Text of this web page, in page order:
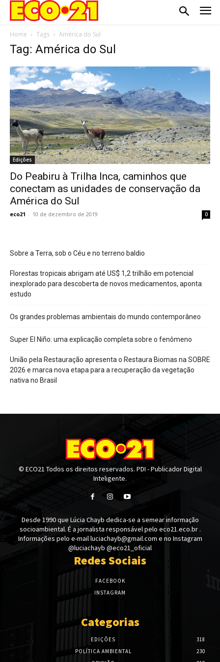
Home Tags América do Sul
Tag: América do Sul
Edições
Do Peabiru à Trilha Inca, caminhos que
conectam as unidades de conservação da
América do Sul
eco21 - 10 de dezembro de 2019 0
Sobre a Terra, sob o Céu e no terreno baldio
Florestas tropicais abrigam até US$ 1,2 trilhão em potencial
inexplorado para descoberta de novos medicamentos, aponta
estudo
Os grandes problemas ambientais do mundo contemporâneo
Super El Niño: uma explicação completa sobre o fenômeno
União pela Restauração apresenta o Restaura Biomas na SOBRE
2026 e marca nova etapa para a recuperação da vegetação
nativa no Brasil
© ECO21 Todos os direitos reservados. PDI - Publicador Digital
Inteligente.
Desde 1990 que Lúcia Chayb dedica-se a semear informação
socioambiental. É a jornalista responsável pelo eco21.eco.br .
Informações pelo e-mail luciachayb@gmail.com e no Instagram
@luciachayb @eco21_oficial
Redes Sociais
FACEBOOK
INSTAGRAM
Categorias
EDIÇÕES
318
POLÍTICA AMBIENTAL
230